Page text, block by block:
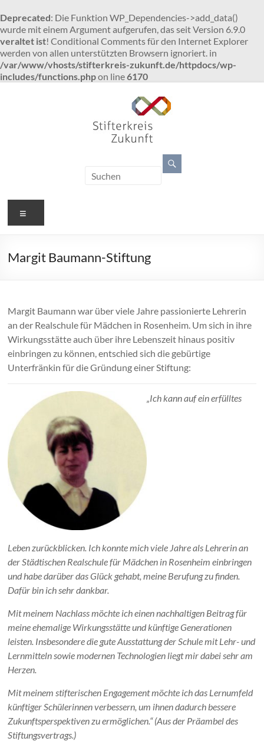
Deprecated: Die Funktion WP_Dependencies->add_data()
wurde mit einem Argument aufgerufen, das seit Version 6.9.0
veraltet ist! Conditional Comments für den Internet Explorer
werden von allen unterstützten Browsern ignoriert. in
/var/www/vhosts/stifterkreis-zukunft.de/httpdocs/wp-
includes/functions.phpon line6170
gemeinsam
Margit Baumann-Stiftung
Margit Baumann war über viele Jahre passionierte Lehrerin
an der Realschule für Mädchen in Rosenheim. Um sich in ihre
Wirkungsstätte auch über ihre Lebenszeit hinaus positiv
einbringen zu können, entschied sich die gebürtige
Unterfränkin für die Gründung einer Stiftung:
„Ich kann auf ein erfülltes
Leben zurückblicken. Ich konnte mich viele Jahre als Lehrerin an
der Städtischen Realschule für Mädchen in Rosenheim einbringen
und habe darüber das Glück gehabt, meine Berufung zu finden.
Dafür bin ich sehr dankbar.
Mit meinem Nachlass möchte ich einen nachhaltigen Beitrag für
meine ehemalige Wirkungsstätte und künftige Generationen
leisten. Insbesondere die gute Ausstattung der Schule mit Lehr- und
Lernmitteln sowie modernen Technologien liegt mir dabei sehr am
Herzen.
Mit meinem stifterischen Engagement möchte ich das Lernumfeld
künftiger Schülerinnen verbessern, um ihnen dadurch bessere
Zukunftsperspektiven zu ermöglichen.“(Aus der Präambel des
Stiftungsvertrags.)